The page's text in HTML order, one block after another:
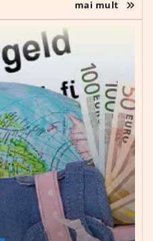
mai mult